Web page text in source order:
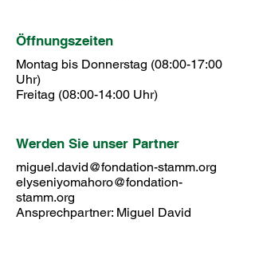
Öffnungszeiten
Montag bis Donnerstag (08:00-17:00
Uhr)
Freitag (08:00-14:00 Uhr)
Werden Sie unser Partner
miguel.david@fondation-stamm.org
elyseniyomahoro@fondation-
stamm.org
Ansprechpartner: Miguel David